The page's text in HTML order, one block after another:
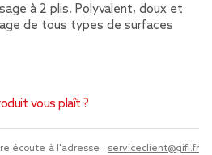
à 2 plis. Polyvalent, doux et
de tous types de surfaces
vous plaît ?
écoute à l'adresse : serviceclient@gifi.fr